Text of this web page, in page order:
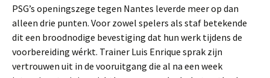
PSG’s openingszege tegen Nantes leverde meer op dan
alleen drie punten. Voor zowel spelers als staf betekende
dit een broodnodige bevestiging dat hun werk tijdens de
voorbereiding wérkt. Trainer Luis Enrique sprak zijn
vertrouwen uit in de vooruitgang die al na een week